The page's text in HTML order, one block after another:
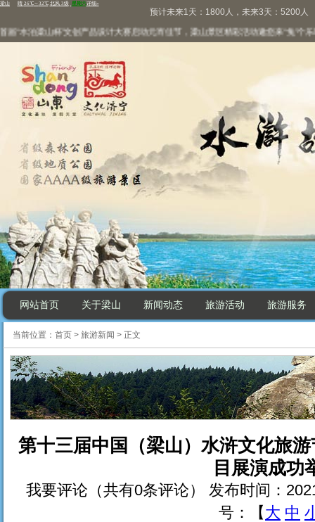
预计未来1天：1800人，未来3天：5200人
“水泊梁山杯”文创产品设计大赛启动元宵佳节，梁山景区精彩活动邀您来“兔”个乐呵
网站首页 关于梁山 新闻动态 旅游活动 旅游服务
当前位置： 首页 > 旅游新闻 > 正文
第十三届中国（梁山）水浒文化旅
目展演成功
我要评论（共有0条评论） 发布时间：
号：【大 中